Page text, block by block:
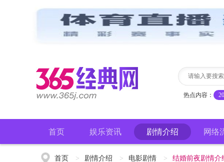
热点内容：
首页 娱乐资讯 剧情介绍 网络
首页 > 剧情介绍 > 电影剧情 > 结婚前夜剧情介